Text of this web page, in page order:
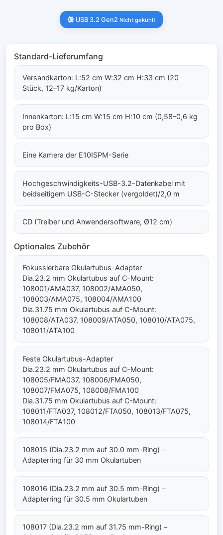
USB 3.2 Gen2 Nicht gekühlt
Standard-Lieferumfang
Versandkarton: L:52 cm W:32 cm H:33 cm (20
Stück, 12–17 kg/Karton)
Innenkarton: L:15 cm W:15 cm H:10 cm (0,58–0,6 kg
pro Box)
Eine Kamera der E10ISPM-Serie
Hochgeschwindigkeits-USB-3.2-Datenkabel mit
beidseitigem USB-C-Stecker (vergoldet)/2,0 m
CD (Treiber und Anwendersoftware, Ø12 cm)
Optionales Zubehör
Fokussierbare Okulartubus-Adapter
Dia.23.2 mm Okulartubus auf C-Mount:
108001/AMA037, 108002/AMA050,
108003/AMA075, 108004/AMA100
Dia.31.75 mm Okulartubus auf C-Mount:
108008/ATA037, 108009/ATA050, 108010/ATA075,
108011/ATA100
Feste Okulartubus-Adapter
Dia.23.2 mm Okulartubus auf C-Mount:
108005/FMA037, 108006/FMA050,
108007/FMA075, 108008/FMA100
Dia.31.75 mm Okulartubus auf C-Mount:
108011/FTA037, 108012/FTA050, 108013/FTA075,
108014/FTA100
108015 (Dia.23.2 mm auf 30.0 mm-Ring) –
Adapterring für 30 mm Okulartuben
108016 (Dia.23.2 mm auf 30.5 mm-Ring) –
Adapterring für 30.5 mm Okulartuben
108017 (Dia.23.2 mm auf 31.75 mm-Ring) –